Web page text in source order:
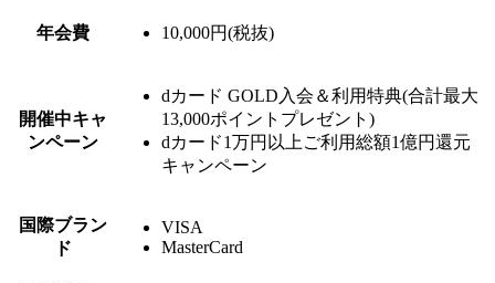
年会費 10,000円(税抜)
開催中キャ
ンペーン
dカード GOLD入会＆利用特典(合計最大
13,000ポイントプレゼント)
dカード1万円以上ご利用総額1億円還元
キャンペーン
国際ブラン
ド
VISA
MasterCard